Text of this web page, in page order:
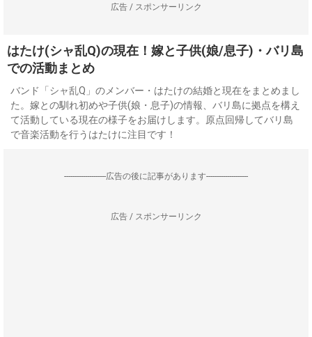
広告 / スポンサーリンク
はたけ(シャ乱Q)の現在！嫁と子供(娘/息子)・バリ島
での活動まとめ
バンド「シャ乱Q」のメンバー・はたけの結婚と現在をまとめまし
た。嫁との馴れ初めや子供(娘・息子)の情報、バリ島に拠点を構え
て活動している現在の様子をお届けします。原点回帰してバリ島
で音楽活動を行うはたけに注目です！
--------------------広告の後に記事があります--------------------
広告 / スポンサーリンク